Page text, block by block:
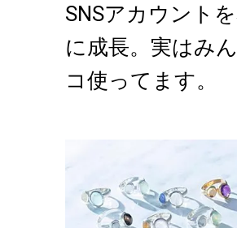
SNSアカウント
に成長。実はみ
コ使ってます。